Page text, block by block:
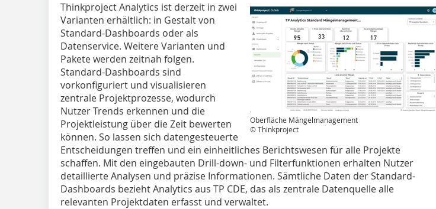
Oberfläche Mängelmanagement
© Thinkproject
Thinkproject Analytics ist derzeit in zwei
Varianten erhältlich: in Gestalt von
Standard-Dashboards oder als
Datenservice. Weitere Varianten und
Pakete werden zeitnah folgen.
Standard-Dashboards sind
vorkonfiguriert und visualisieren
zentrale Projektprozesse, wodurch
Nutzer Trends erkennen und die
Projektleistung über die Zeit bewerten
können. So lassen sich datengesteuerte
Entscheidungen treffen und ein einheitliches Berichtswesen für alle Projekte
schaffen. Mit den eingebauten Drill-down- und Filterfunktionen erhalten Nutzer
detaillierte Analysen und präzise Informationen. Sämtliche Daten der Standard-
Dashboards bezieht Analytics aus TP CDE, das als zentrale Datenquelle alle
relevanten Projektdaten erfasst und verwaltet.